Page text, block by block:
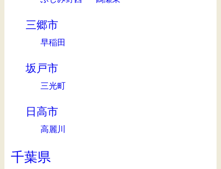
三郷市
早稲田
坂戸市
三光町
日高市
高麗川
千葉県